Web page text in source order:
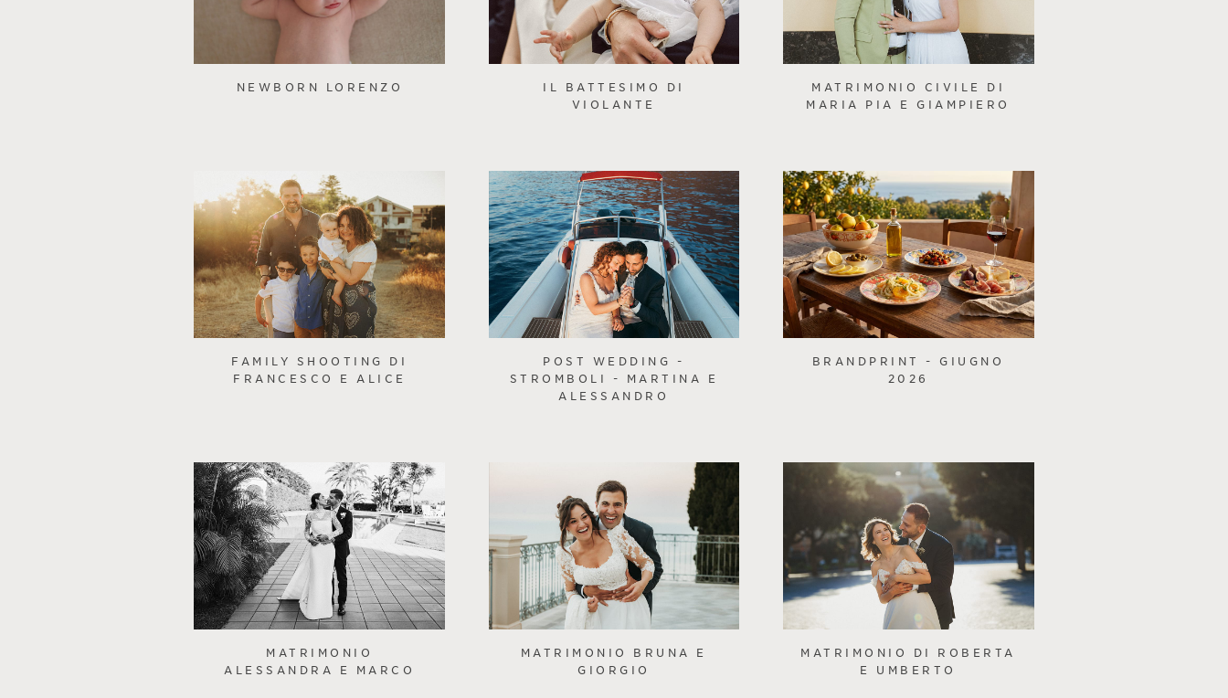
NEWBORN LORENZO
IL BATTESIMO DI
VIOLANTE
MATRIMONIO CIVILE DI
MARIA PIA E GIAMPIERO
FAMILY SHOOTING DI
FRANCESCO E ALICE
POST WEDDING -
STROMBOLI - MARTINA E
ALESSANDRO
BRANDPRINT - GIUGNO
2026
MATRIMONIO
ALESSANDRA E MARCO
MATRIMONIO BRUNA E
GIORGIO
MATRIMONIO DI ROBERTA
E UMBERTO